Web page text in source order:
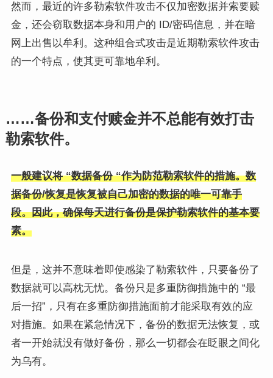
然而，最近的许多勒索软件攻击不仅加密数据并索要赎
金，还会窃取数据本身和用户的 ID/密码信息，并在暗
网上出售以牟利。这种组合式攻击是近期勒索软件攻击
的一个特点，使其更可靠地牟利。
……备份和支付赎金并不总能有效打击
勒索软件。
一般建议将 “数据备份 “作为防范勒索软件的措施。数
据备份/恢复是恢复被自己加密的数据的唯一可靠手
段。因此，确保每天进行备份是保护勒索软件的基本要
素。
但是，这并不意味着即使感染了勒索软件，只要备份了
数据就可以高枕无忧。备份只是多重防御措施中的 “最
后一招”，只有在多重防御措施面前才能采取有效的应
对措施。如果在紧急情况下，备份的数据无法恢复，或
者一开始就没有做好备份，那么一切都会在眨眼之间化
为乌有。